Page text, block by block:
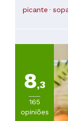
serviço de
picante
8,3
165
opiniões